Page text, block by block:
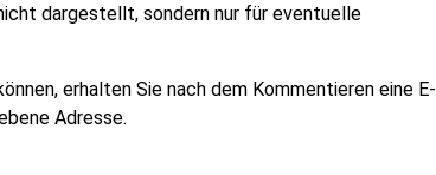
dargestellt, sondern nur für eventuelle
erhalten Sie nach dem Kommentieren eine E-
Adresse.